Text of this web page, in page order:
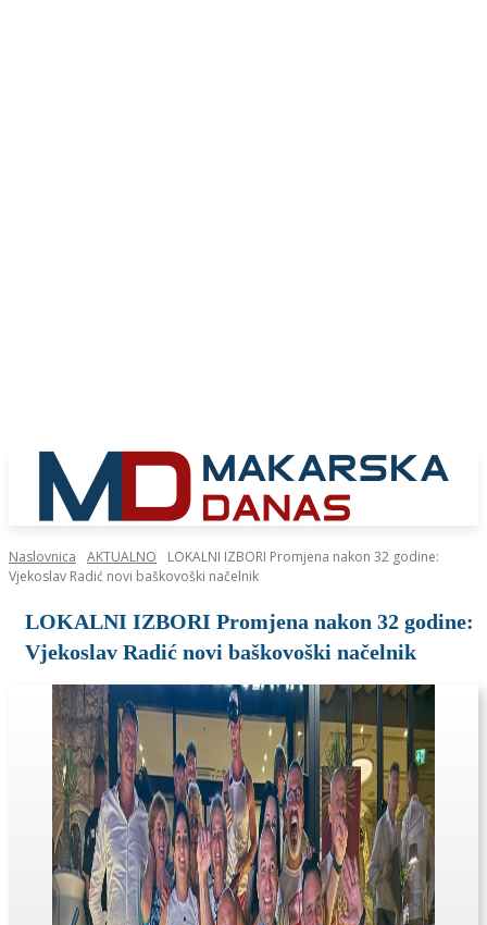
Naslovnica AKTUALNO
LOKALNI IZBORI Promjena nakon 32 godine:
Vjekoslav Radić novi baškovoški načelnik
LOKALNI IZBORI Promjena nakon 32 godine:
Vjekoslav Radić novi baškovoški načelnik